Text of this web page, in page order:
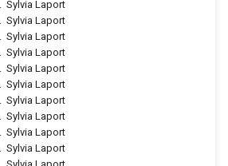
Sylvia Laport
Sylvia Laport
Sylvia Laport
Sylvia Laport
Sylvia Laport
Sylvia Laport
Sylvia Laport
Sylvia Laport
Sylvia Laport
Sylvia Laport
Sylvia Laport